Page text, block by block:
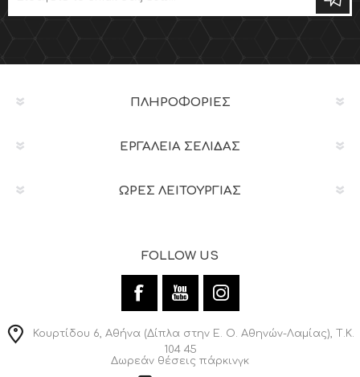
ΠΛΗΡΟΦΟΡΊΕΣ
ΕΡΓΑΛΕΊΑ ΣΕΛΊΔΑΣ
ΩΡΕΣ ΛΕΙΤΟΥΡΓΙΑΣ
FOLLOW US
Κουρτίδου 6, Αθήνα (Δίπλα στην Ε. Ο. Αθηνών-Λαμίας), Τ.Κ.
104 45
Δωρεάν θέσεις πάρκινγκ